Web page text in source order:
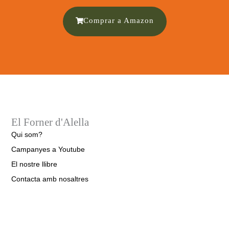
Comprar a Amazon
El Forner d'Alella
Qui som?
Campanyes a Youtube
El nostre llibre
Contacta amb nosaltres